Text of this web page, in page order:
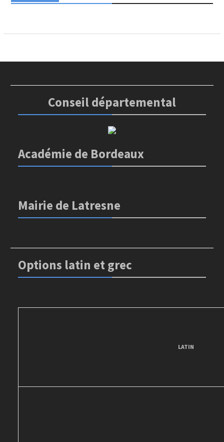
Conseil départemental
Académie de Bordeaux
Mairie de Latresne
Options latin et grec
LATIN